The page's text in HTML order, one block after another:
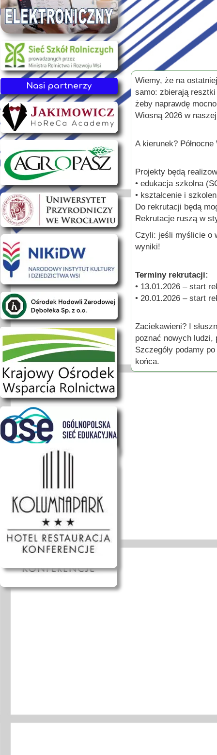
Nasi partnerzy
Wiemy, że na
samo: zbierają
żeby naprawdę
Wiosną 2026 w
A kierunek?
Projekty będą
• edukacja szkolna
• kształcenie i
Do rekrutacji będą
Rekrutacje ruszą w
Czyli: jeśli myślicie o
wyniki!
Terminy rekrutacji:
• 13.01.2026 – start
• 20.01.2026 – start
Zaciekawieni? I
poznać nowych ludzi,
Szczegóły podamy
końca.